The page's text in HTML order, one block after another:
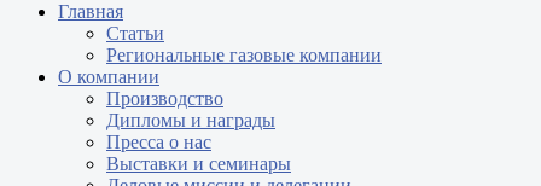
Главная
Статьи
Региональные газовые компании
О компании
Производство
Дипломы и награды
Пресса о нас
Выставки и семинары